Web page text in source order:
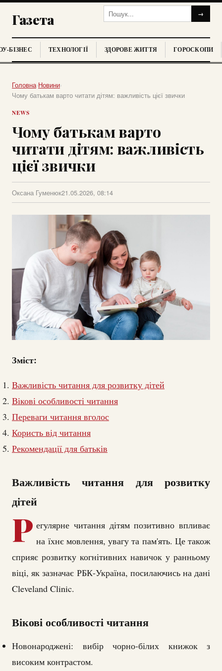
Газета →
БІЗНЕС ТЕХНОЛОГІЇ ЗДОРОВЕ ЖИТТЯ ГОРОСКОПИ
Головна›Новини›
Чому батькам варто читати дітям: важливість цієї звички
NEWS
Чому батькам варто
читати дітям: важливість
цієї звички
Оксана Гуменюк21.05.2026, 08:14
Зміст:
Важливість читання для розвитку дітей
Вікові особливості читання
Переваги читання вголос
Користь від читання
Рекомендації для батьків
Важливість читання для розвитку
дітей
Р егулярне читання дітям позитивно впливає
на їхнє мовлення, увагу та пам'ять. Це також
сприяє розвитку когнітивних навичок у ранньому
віці, як зазначає РБК-Україна, посилаючись на дані
Cleveland Clinic.
Вікові особливості читання
Новонароджені: вибір чорно-білих книжок з
високим контрастом.